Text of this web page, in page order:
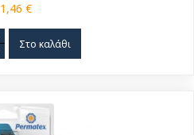
1,46 €